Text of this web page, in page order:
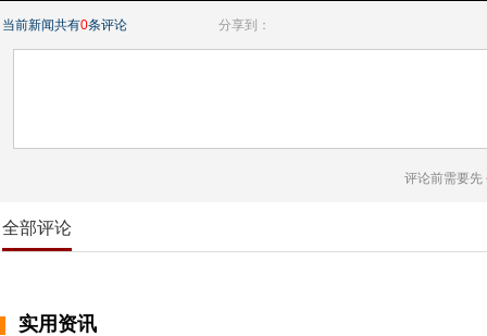
当前新闻共有0条评论 分享到：
评论前需要先
全部评论
实用资讯